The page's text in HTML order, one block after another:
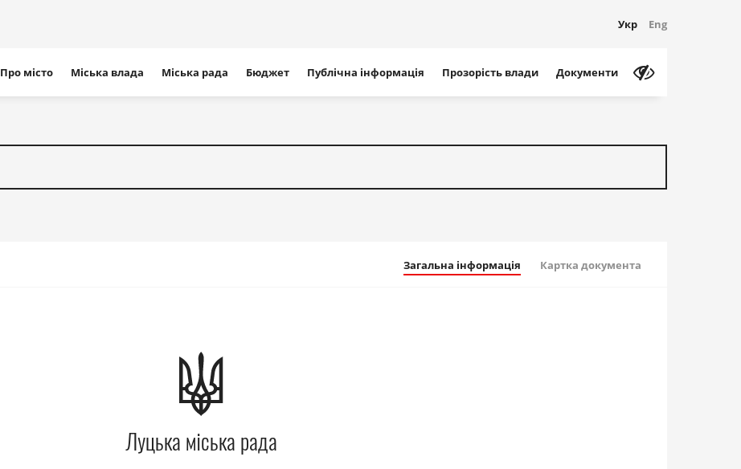
Укр Eng
сайту
Про місто Міська влада Міська рада Бюджет Публічна інформація Прозорість влади Документи
Загальна інформація Картка документа
Луцька міська рада